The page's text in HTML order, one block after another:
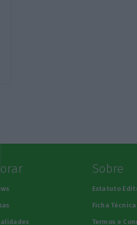
Sobre
Estatuto
Ficha Técnica
Termos e